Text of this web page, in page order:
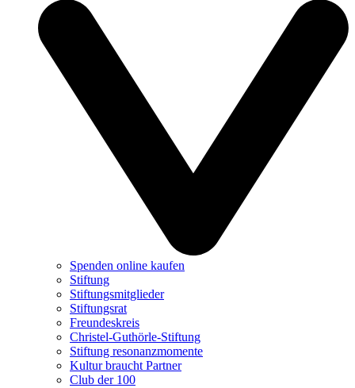
Spenden online kaufen
Stiftung
Stiftungsmitglieder
Stiftungsrat
Freundeskreis
Christel-Guthörle-Stiftung
Stiftung resonanzmomente
Kultur braucht Partner
Club der 100